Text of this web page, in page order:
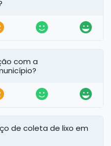
com a
de coleta de lixo em